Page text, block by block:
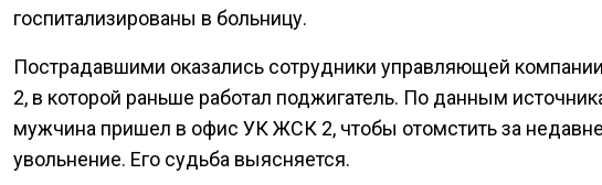
госпитализированы в больницу.
Пострадавшими оказались сотрудники управляющей
2, в которой раньше работал поджигатель. По данным
мужчина пришел в офис УК ЖСК 2, чтобы отомстить за
увольнение. Его судьба выясняется.